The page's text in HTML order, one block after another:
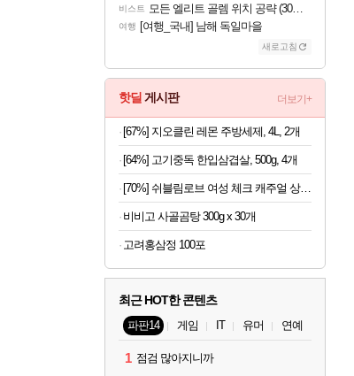
비스트 모든 엘리트 골렘 위치 공략 (30개) - 방랑 결투가
여행 [여행_국내] 남해 독일마을
새로고침
핫딜 게시판 더보기+
[67%] 지오클린 레몬 주방세제, 4L, 2개
[64%] 고기중독 한입삼겹살, 500g, 4개
[70%] 쉬블림로브 여성 체크 캐주얼 상하의 세트 안드리 GW1780, FREE, 1세트
비비고 사골곰탕 300g x 30개
고려홍삼정 100포
최근 HOT한 콘텐츠
파판14 게임 IT 유머 연예
1 점검 많아지니까